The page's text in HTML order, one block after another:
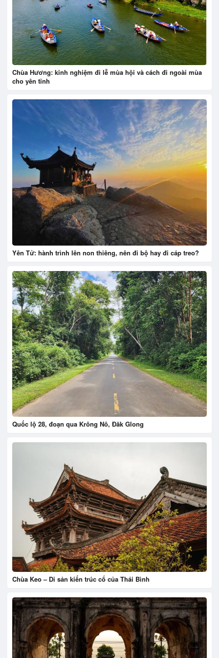
Chùa Hương: kinh nghiệm đi lễ mùa hội và cách đi ngoài mùa
cho yên tĩnh
Yên Tử: hành trình lên non thiêng, nên đi bộ hay đi cáp treo?
Quốc lộ 28, đoạn qua Krông Nô, Đăk Glong
Chùa Keo – Di sản kiến trúc cổ của Thái Bình